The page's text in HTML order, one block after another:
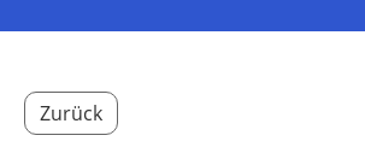
Zurück